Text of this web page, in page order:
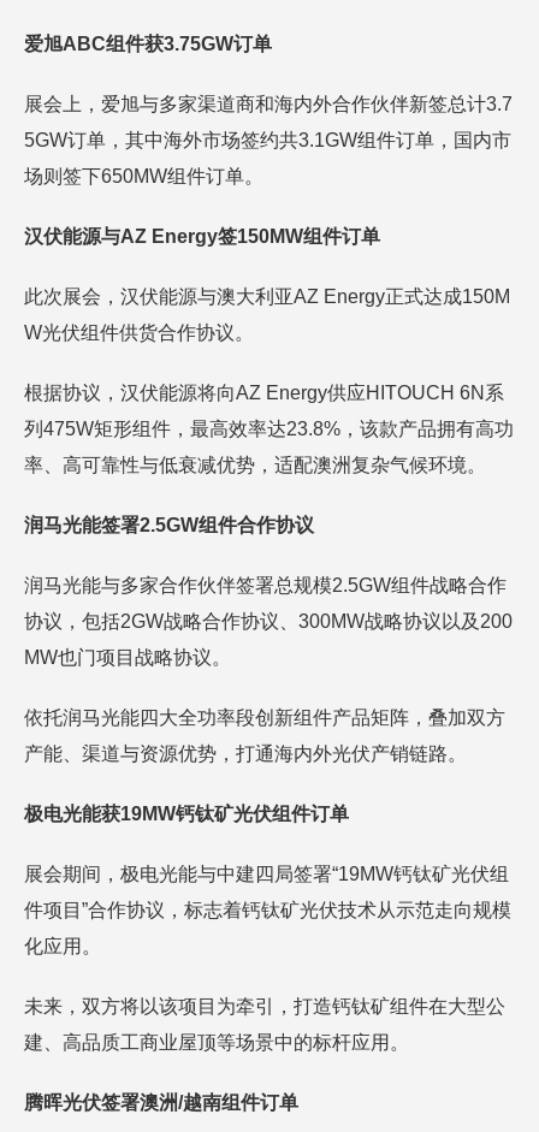
爱旭ABC组件获3.75GW订单
展会上，爱旭与多家渠道商和海内外合作伙伴新签总计3.7
5GW订单，其中海外市场签约共3.1GW组件订单，国内市
场则签下650MW组件订单。
汉伏能源与AZ Energy签150MW组件订单
此次展会，汉伏能源与澳大利亚AZ Energy正式达成150M
W光伏组件供货合作协议。
根据协议，汉伏能源将向AZ Energy供应HITOUCH 6N系
列475W矩形组件，最高效率达23.8%，该款产品拥有高功
率、高可靠性与低衰减优势，适配澳洲复杂气候环境。
润马光能签署2.5GW组件合作协议
润马光能与多家合作伙伴签署总规模2.5GW组件战略合作
协议，包括2GW战略合作协议、300MW战略协议以及200
MW也门项目战略协议。
依托润马光能四大全功率段创新组件产品矩阵，叠加双方
产能、渠道与资源优势，打通海内外光伏产销链路。
极电光能获19MW钙钛矿光伏组件订单
展会期间，极电光能与中建四局签署“19MW钙钛矿光伏组
件项目”合作协议，标志着钙钛矿光伏技术从示范走向规模
化应用。
未来，双方将以该项目为牵引，打造钙钛矿组件在大型公
建、高品质工商业屋顶等场景中的标杆应用。
腾晖光伏签署澳洲/越南组件订单